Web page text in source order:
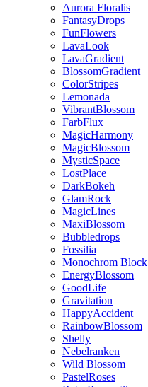
Aurora Floralis
FantasyDrops
FunFlowers
LavaLook
LavaGradient
BlossomGradient
ColorStripes
Lemonada
VibrantBlossom
FarbFlux
MagicHarmony
MagicBlossom
MysticSpace
LostPlace
DarkBokeh
GlamRock
MagicLines
MaxiBlossom
Bubbledrops
Fossilia
Monochrom Block
EnergyBlossom
GoodLife
Gravitation
HappyAccident
RainbowBlossom
Shelly
Nebelranken
Wild Blossom
PastelRoses